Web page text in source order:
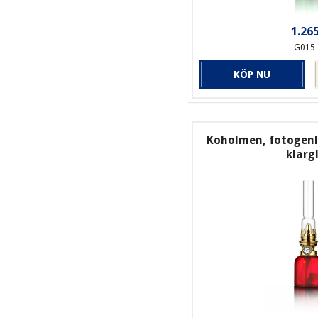
KÖP NU
Koholmen,